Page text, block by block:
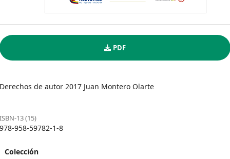
PDF
Derechos de autor 2017 Juan Montero Olarte
ISBN-13 (15)
978-958-59782-1-8
Colección